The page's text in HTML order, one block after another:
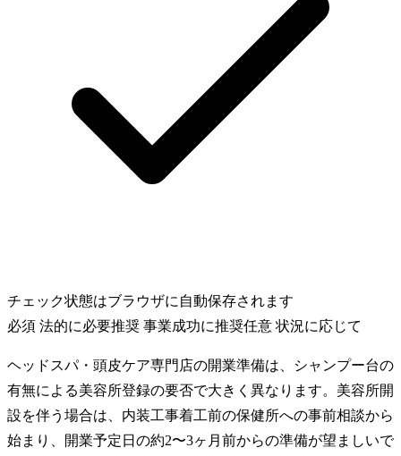
チェック状態はブラウザに自動保存されます
必須 法的に必要推奨 事業成功に推奨任意 状況に応じて
ヘッドスパ・頭皮ケア専門店の開業準備は、シャンプー台の
有無による美容所登録の要否で大きく異なります。美容所開
設を伴う場合は、内装工事着工前の保健所への事前相談から
始まり、開業予定日の約2〜3ヶ月前からの準備が望ましいで